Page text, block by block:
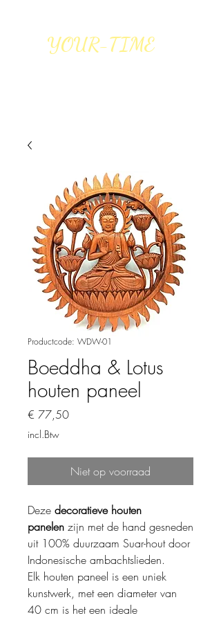
YOUR-TIME
Productcode: WDW-01
Boeddha & Lotus
houten paneel
€ 77,50Prijs
incl.Btw
Niet op voorraad
Deze decoratieve houten
panelen zijn met de hand gesneden
uit 100% duurzaam Suar-hout door
Indonesische ambachtslieden.
Elk houten paneel is een uniek
kunstwerk, met een diameter van
40 cm is het een ideale